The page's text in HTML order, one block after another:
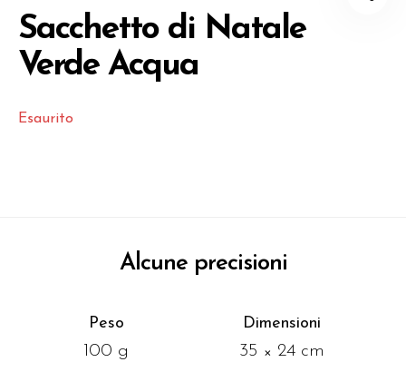
Sacchetto di Natale
Verde Acqua
Esaurito
Alcune precisioni
Peso
100 g
Dimensioni
35 × 24 cm